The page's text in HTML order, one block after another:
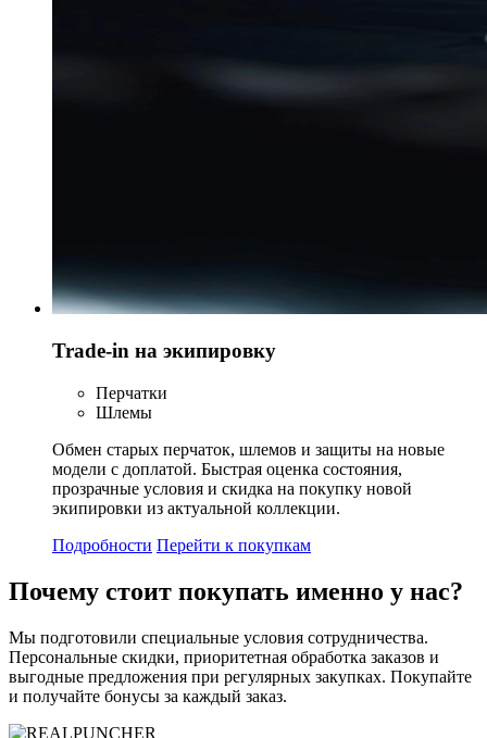
Trade-in на экипировку
Перчатки
Шлемы
Обмен старых перчаток, шлемов и защиты на новые
модели с доплатой. Быстрая оценка состояния,
прозрачные условия и скидка на покупку новой
экипировки из актуальной коллекции.
Подробности Перейти к покупкам
Почему стоит покупать именно у нас?
Мы подготовили специальные условия сотрудничества.
Персональные скидки, приоритетная обработка заказов и
выгодные предложения при регулярных закупках. Покупайте
и получайте бонусы за каждый заказ.